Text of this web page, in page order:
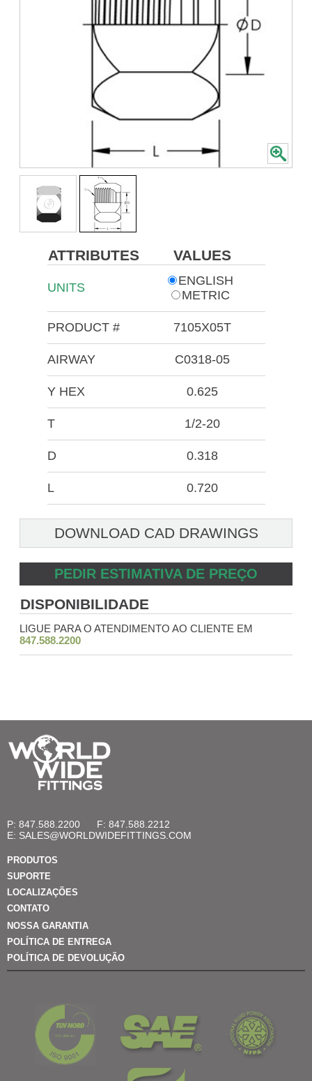
ATTRIBUTES VALUES
UNITS
ENGLISH
METRIC
PRODUCT # 7105X05T
AIRWAY C0318-05
Y HEX 0.625
T 1/2-20
D 0.318
L 0.720
DOWNLOAD CAD DRAWINGS
PEDIR ESTIMATIVA DE PREÇO
DISPONIBILIDADE
LIGUE PARA O ATENDIMENTO AO CLIENTE EM
847.588.2200
P: 847.588.2200
F: 847.588.2212
E: SALES@WORLDWIDEFITTINGS.COM
PRODUTOS
SUPORTE
LOCALIZAÇÕES
CONTATO
NOSSA GARANTIA
POLÍTICA DE ENTREGA
POLÍTICA DE DEVOLUÇÃO